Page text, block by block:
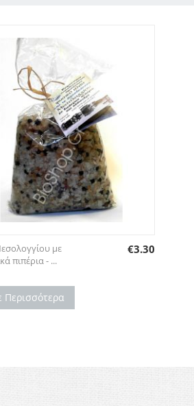
με
πιπέρια - ...
€3.30
Περισσότερα